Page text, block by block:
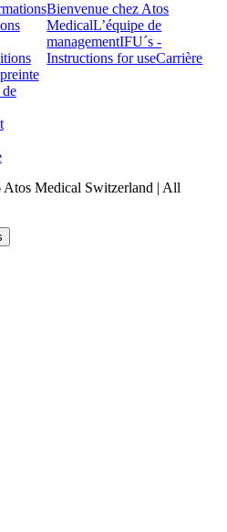
Bienvenue chez Atos
MedicalL’équipe de
managementIFU´s -
Instructions for useCarrière
Medical Switzerland | All